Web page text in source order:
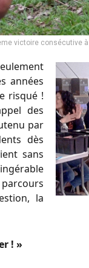
victoire consécutive à
années
risqué !
des
par
dès
sans
la
! »